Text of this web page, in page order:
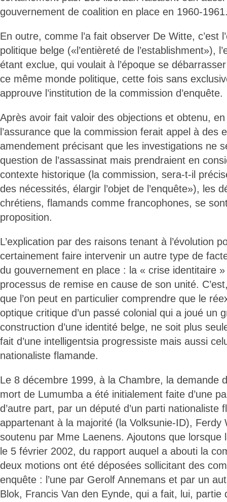
gouvernement de coalition en place en 1960-
En outre, comme l’a fait observer De Witte, c’est
politique belge («l’entièreté de l’establishment»),
étant exclue, qui voulait à l’époque se
ce même monde politique, cette fois sans
approuve l’institution de la commission d’enquête.
Après avoir fait valoir des objections et obtenu,
l’assurance que la commission ferait appel à des
amendement précisant que les investigations ne
question de l’assassinat mais prendraient en
contexte historique (la commission, sera-t-il
des nécessités, élargir l’objet de l’enquête»), les
chrétiens, flamands comme francophones, se
proposition.
L’explication par des raisons tenant à l’évolution
certainement faire intervenir un autre type de
du gouvernement en place : la « crise identitaire
processus de remise en cause de son unité.
que l’on peut en particulier comprendre que le
optique critique d’un passé colonial qui a joué un
construction d’une identité belge, ne soit plus
fait d’une intelligentsia progressiste mais aussi
nationaliste flamande.
Le 8 décembre 1999, à la Chambre, la demande
mort de Lumumba a été initialement faite d’une
d’autre part, par un député d’un parti nationaliste
appartenant à la majorité (la Volksunie-ID), Ferdy
soutenu par Mme Laenens. Ajoutons que lorsque
le 5 février 2002, du rapport auquel a abouti la
deux motions ont été déposées sollicitant des
enquête : l’une par Gerolf Annemans et par un
Blok, Francis Van den Eynde, qui a fait, lui, partie